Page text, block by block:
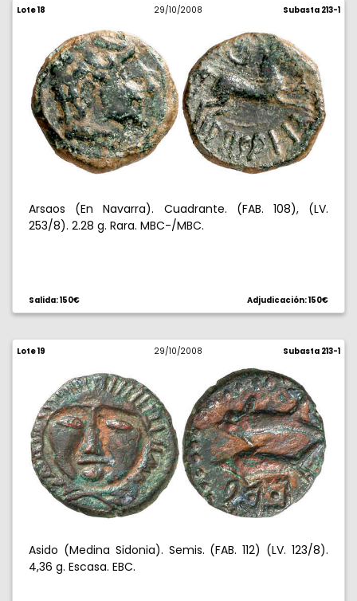
Lote 18 29/10/2008 Subasta 213-1
Arsaos (En Navarra). Cuadrante. (FAB. 108), (LV.
253/8). 2.28 g. Rara. MBC-/MBC.
Salida: 150€ Adjudicación: 150€
Lote 19 29/10/2008 Subasta 213-1
Asido (Medina Sidonia). Semis. (FAB. 112) (LV. 123/8).
4,36 g. Escasa. EBC.